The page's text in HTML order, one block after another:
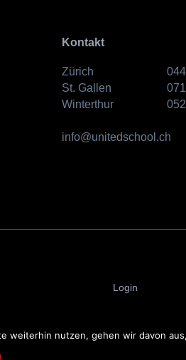
Kontakt
Zürich
St. Gallen
Winterthur
info@unitedschool.ch
Login
weiterhin nutzen, gehen wir davon